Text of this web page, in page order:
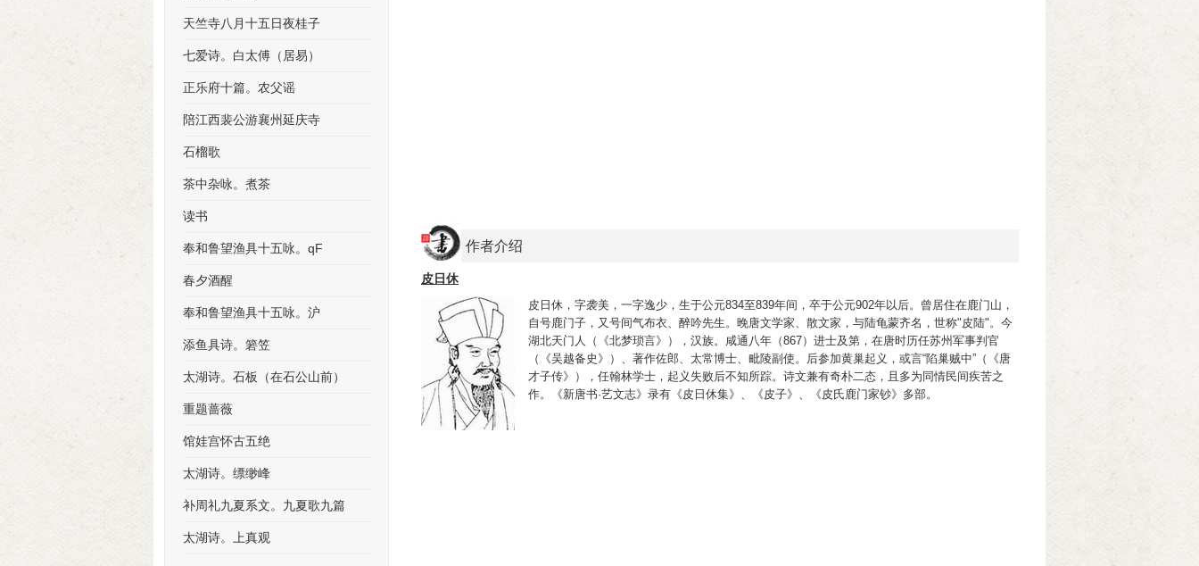
作者介绍
皮日休
皮日休，字袭美，一字逸少，生于公元834至839年间，卒于公元902年以后。曾居住在鹿门山，
自号鹿门子，又号间气布衣、醉吟先生。晚唐文学家、散文家，与陆龟蒙齐名，世称"皮陆"。今
湖北天门人（《北梦琐言》），汉族。咸通八年（867）进士及第，在唐时历任苏州军事判官
（《吴越备史》）、著作佐郎、太常博士、毗陵副使。后参加黄巢起义，或言“陷巢贼中”（《唐
才子传》），任翰林学士，起义失败后不知所踪。诗文兼有奇朴二态，且多为同情民间疾苦之
作。《新唐书·艺文志》录有《皮日休集》、《皮子》、《皮氏鹿门家钞》多部。
天竺寺八月十五日夜桂子
七爱诗。白太傅（居易）
正乐府十篇。农父谣
陪江西裴公游襄州延庆寺
石榴歌
茶中杂咏。煮茶
读书
奉和鲁望渔具十五咏。qF
春夕酒醒
奉和鲁望渔具十五咏。沪
添鱼具诗。箬笠
太湖诗。石板（在石公山前）
重题蔷薇
馆娃宫怀古五绝
太湖诗。缥缈峰
补周礼九夏系文。九夏歌九篇
太湖诗。上真观